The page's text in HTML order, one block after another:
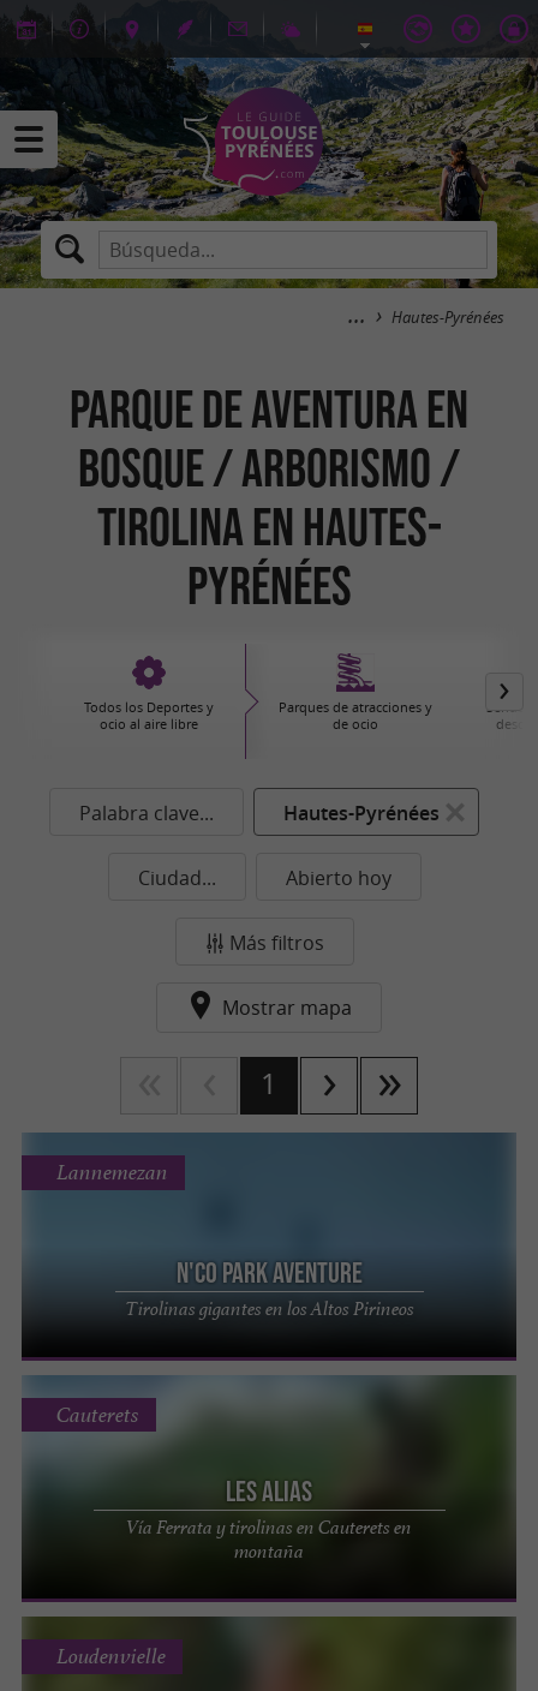
Hautes-Pyrénées
Parque de aventura en
bosque / Arborismo /
Tirolina en Hautes-
Pyrénées
Todos los Deportes y
ocio al aire libre
Parques de atracciones y
de ocio
Palabra clave... Hautes-Pyrénées
Ciudad... Abierto hoy
Más filtros
Mostrar mapa
1
N'Co Park Aventure
Tirolinas gigantes en los Altos Pirineos
Lannemezan
LES ALIAS
Vía Ferrata y tirolinas en Cauterets en
montaña
Cauterets
Loudenvielle